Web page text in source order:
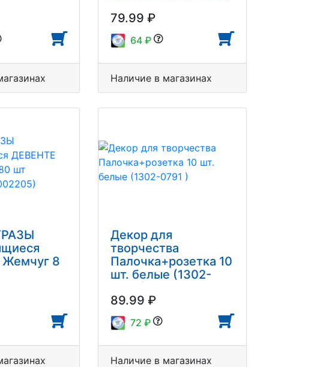
79.99 ₽
64 ₽
Наличие в магазинах
8
Декор для
творчества
Палочка+розетка 10
шт. белые (1302-
89.99 ₽
72 ₽
Наличие в магазинах